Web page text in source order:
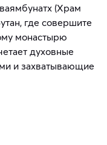
(Храм
где совершите
монастырю
духовные
и захватывающие